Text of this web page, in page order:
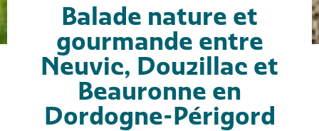
Balade nature et
gourmande entre
Neuvic, Douzillac et
Beauronne en
Dordogne-Périgord